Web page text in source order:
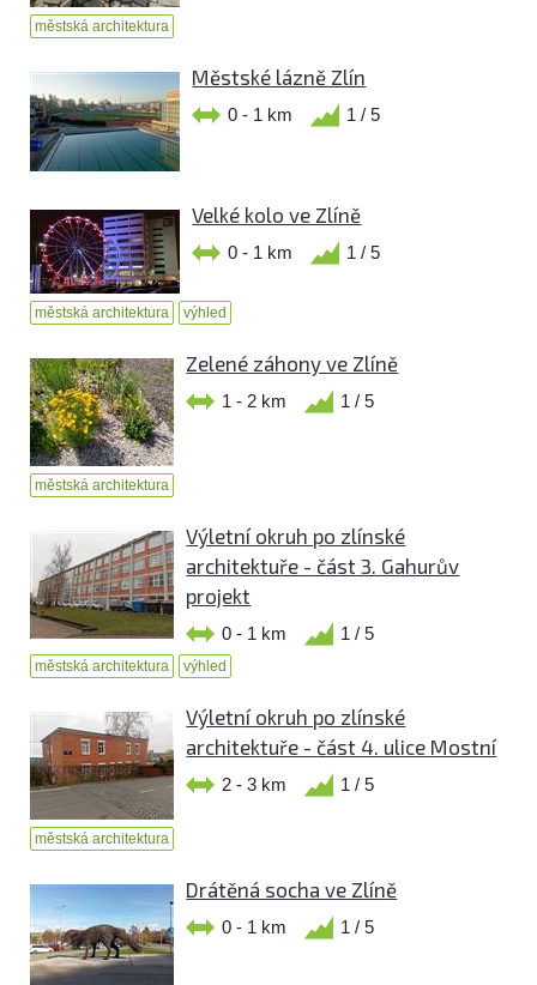
městská architektura
Městské lázně Zlín
0 - 1 km 1 / 5
Velké kolo ve Zlíně
0 - 1 km 1 / 5
městská architektura výhled
Zelené záhony ve Zlíně
1 - 2 km 1 / 5
městská architektura
Výletní okruh po zlínské
architektuře - část 3. Gahurův
projekt
0 - 1 km 1 / 5
městská architektura výhled
Výletní okruh po zlínské
architektuře - část 4. ulice Mostní
2 - 3 km 1 / 5
městská architektura
Drátěná socha ve Zlíně
0 - 1 km 1 / 5